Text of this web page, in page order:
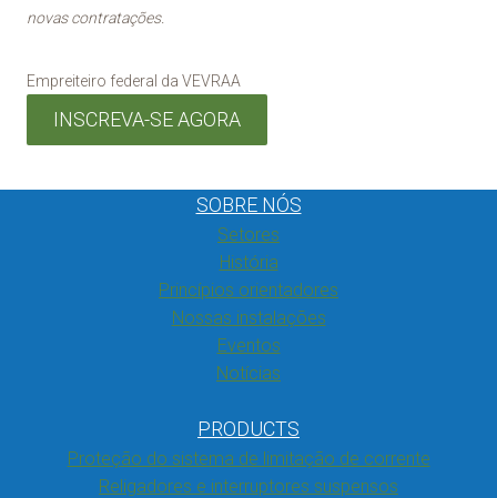
novas contratações.
Empreiteiro federal da VEVRAA
INSCREVA-SE AGORA
SOBRE NÓS
Setores
História
Princípios orientadores
Nossas instalações
Eventos
Notícias
PRODUCTS
Proteção do sistema de limitação de corrente
Religadores e interruptores suspensos